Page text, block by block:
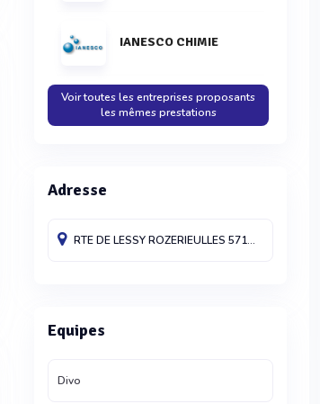
IANESCO CHIMIE
Voir toutes les entreprises proposants
les mêmes prestations
Adresse
RTE DE LESSYROZERIEULLES57160
Equipes
Divo